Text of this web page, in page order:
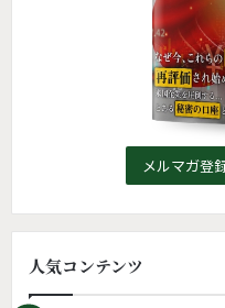
メルマガ登
人気コンテンツ